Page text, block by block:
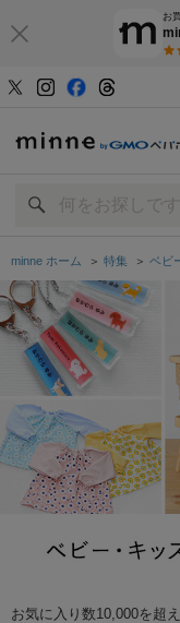
お
minne ホーム ＞ 特集 ＞ ベビ
お気に入り数10,000を超